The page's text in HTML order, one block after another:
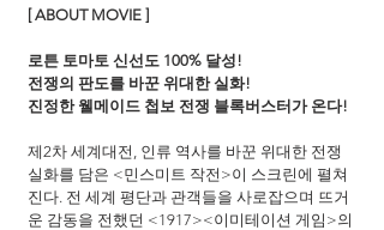
[ ABOUT MOVIE ]
로튼 토마토 신선도 100% 달성!
전쟁의 판도를 바꾼 위대한 실화!
진정한 웰메이드 첩보 전쟁 블록버스터가 온다!
제2차 세계대전, 인류 역사를 바꾼 위대한 전쟁
실화를 담은 <민스미트 작전>이 스크린에 펼쳐
진다. 전 세계 평단과 관객들을 사로잡으며 뜨거
운 감동을 전했던 <1917><이미테이션 게임>의